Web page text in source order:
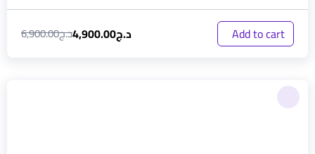
د.ج6,900.00 د.ج4,900.00 Add to cart